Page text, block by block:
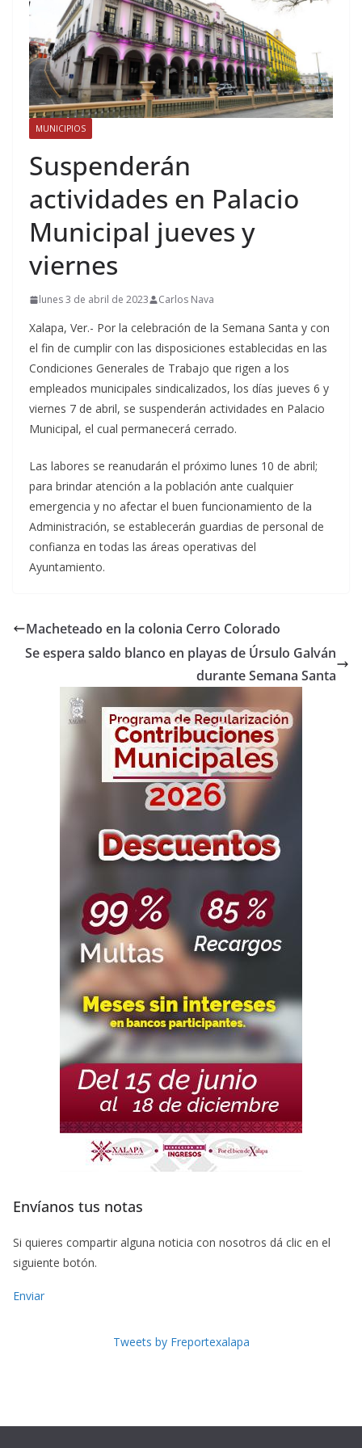
MUNICIPIOS
Suspenderán
actividades en Palacio
Municipal jueves y
viernes
lunes 3 de abril de 2023 Carlos Nava
Xalapa, Ver.- Por la celebración de la Semana Santa y con
el fin de cumplir con las disposiciones establecidas en las
Condiciones Generales de Trabajo que rigen a los
empleados municipales sindicalizados, los días jueves 6 y
viernes 7 de abril, se suspenderán actividades en Palacio
Municipal, el cual permanecerá cerrado.
Las labores se reanudarán el próximo lunes 10 de abril;
para brindar atención a la población ante cualquier
emergencia y no afectar el buen funcionamiento de la
Administración, se establecerán guardias de personal de
confianza en todas las áreas operativas del
Ayuntamiento.
Macheteado en la colonia Cerro Colorado
Se espera saldo blanco en playas de Úrsulo Galván
durante Semana Santa
Envíanos tus notas
Si quieres compartir alguna noticia con nosotros dá clic en el
siguiente botón.
Enviar
Tweets by Freportexalapa